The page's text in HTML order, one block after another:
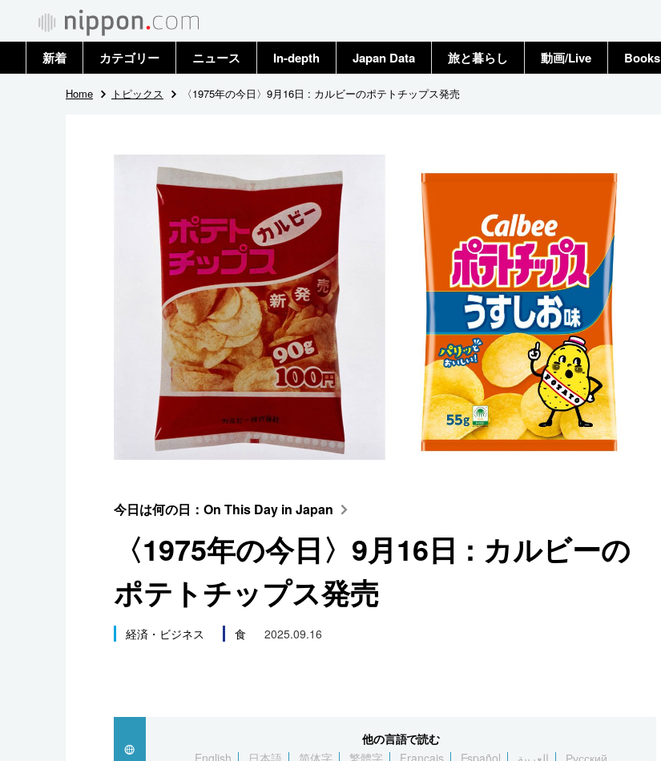
新着 カテゴリー
政治・外交
スポーツ・東京2020
ニュース
トップ
In-depth Japan Data 旅と暮らし 動画/Live Books
Home トピックス 〈1975年の今日〉9月16日 : カルビーのポテトチップス発売
今日は何の日：On This Day in Japan
〈1975年の今日〉9月16日 : カルビーの
ポテトチップス発売
経済・ビジネス 食 2025.09.16
他の言語で読む
English
日本語 简体字 繁體字 Français Español العربية Русский